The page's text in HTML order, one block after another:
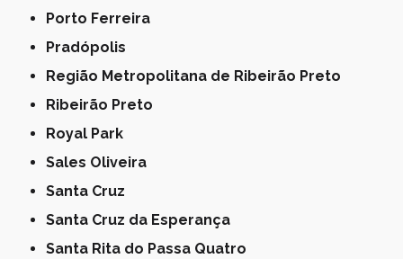
Porto Ferreira
Pradópolis
Região Metropolitana de Ribeirão Preto
Ribeirão Preto
Royal Park
Sales Oliveira
Santa Cruz
Santa Cruz da Esperança
Santa Rita do Passa Quatro